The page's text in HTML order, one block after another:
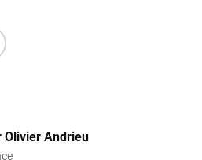
Olivier Andrieu